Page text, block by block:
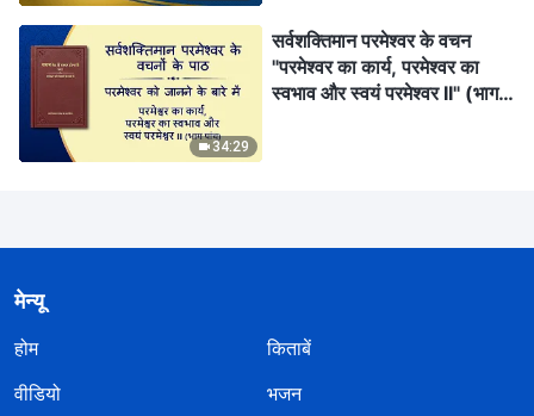
34:29
सर्वशक्तिमान परमेश्वर के वचन
"परमेश्वर का कार्य, परमेश्वर का
स्वभाव और स्वयं परमेश्वर II" (भाग
मेन्यू
होम
किताबें
वीडियो
भजन